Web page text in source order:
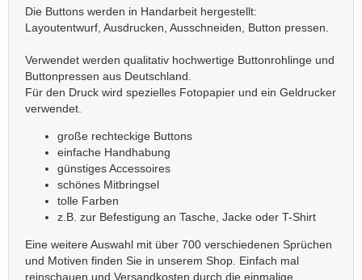
Die Buttons werden in Handarbeit hergestellt:
Layoutentwurf, Ausdrucken, Ausschneiden, Button pressen.
Verwendet werden qualitativ hochwertige Buttonrohlinge und
Buttonpressen aus Deutschland.
Für den Druck wird spezielles Fotopapier und ein Geldrucker
verwendet.
große rechteckige Buttons
einfache Handhabung
günstiges Accessoires
schönes Mitbringsel
tolle Farben
z.B. zur Befestigung an Tasche, Jacke oder T-Shirt
Eine weitere Auswahl mit über 700 verschiedenen Sprüchen
und Motiven finden Sie in unserem Shop. Einfach mal
reinschauen und Versandkosten durch die einmalige